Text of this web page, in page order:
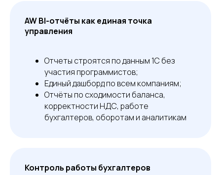
AW BI-отчёты как единая точка
управления
Отчеты строятся по данным 1С без
участия программистов;
Единый дашборд по всем компаниям;
Отчёты по сходимости баланса,
корректности НДС, работе
бухгалтеров, оборотам и аналитикам
Контроль работы бухгалтеров